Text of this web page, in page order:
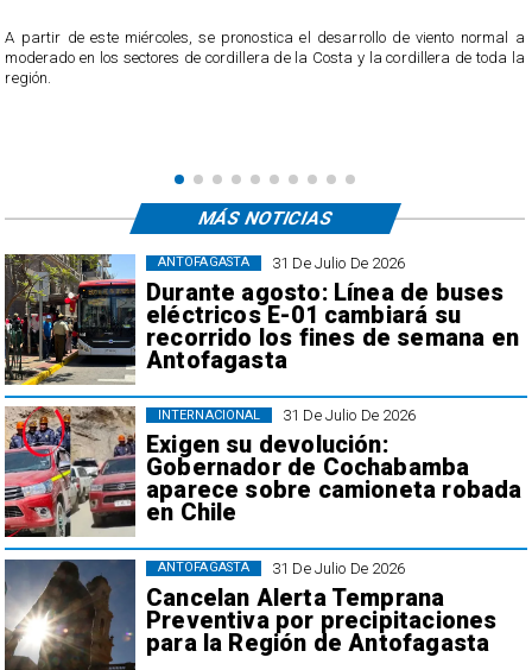
A partir de este miércoles, se pronostica el desarrollo de viento normal a
moderado en los sectores de cordillera de la Costa y la cordillera de toda la
región.
31 De Julio De 2026
Durante agosto: Línea de buses
eléctricos E-01 cambiará su
recorrido los fines de semana en
Antofagasta
ANTOFAGASTA
31 De Julio De 2026
Exigen su devolución:
Gobernador de Cochabamba
aparece sobre camioneta robada
en Chile
INTERNACIONAL
31 De Julio De 2026
Cancelan Alerta Temprana
Preventiva por precipitaciones
para la Región de Antofagasta
ANTOFAGASTA
MÁS NOTICIAS